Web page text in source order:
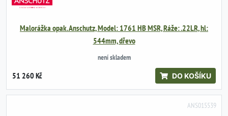
Malorážka opak. Anschutz, Model: 1761 HB MSR, Ráže: .22LR, hl:
544mm, dřevo
není skladem
51 260 Kč DO KOŠÍKU
ANS015539